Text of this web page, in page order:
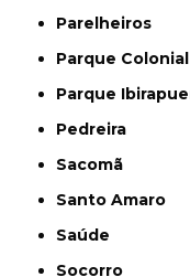
Parelheiros
Parque Colonial
Parque
Pedreira
Sacomã
Santo Amaro
Saúde
Socorro